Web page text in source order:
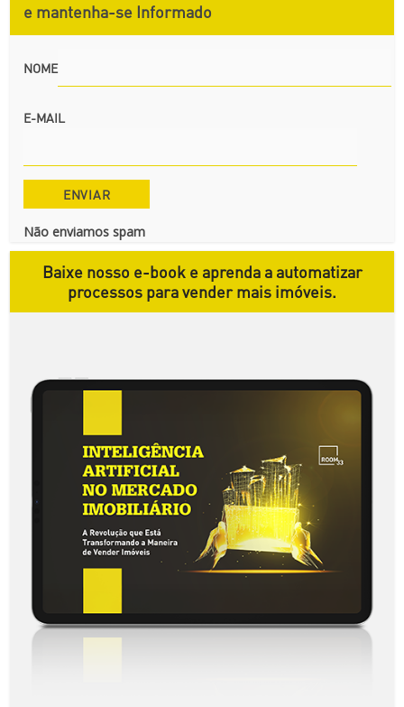
e mantenha-se Informado
NOME
E-MAIL
Não enviamos spam
Baixe nosso e-book e aprenda a automatizar
processos para vender mais imóveis.